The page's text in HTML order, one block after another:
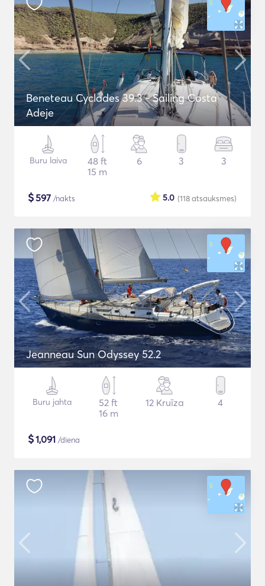
Beneteau Cyclades 39.3 - Sailing Costa
Adeje
Buru laiva
48 ft
15 m
6 3 3
$597 /nakts (118atsauksmes)
5.0
Jeanneau Sun Odyssey 52.2
Buru jahta
52 ft
16 m
12 Kruīza 4
$1,091 /diena